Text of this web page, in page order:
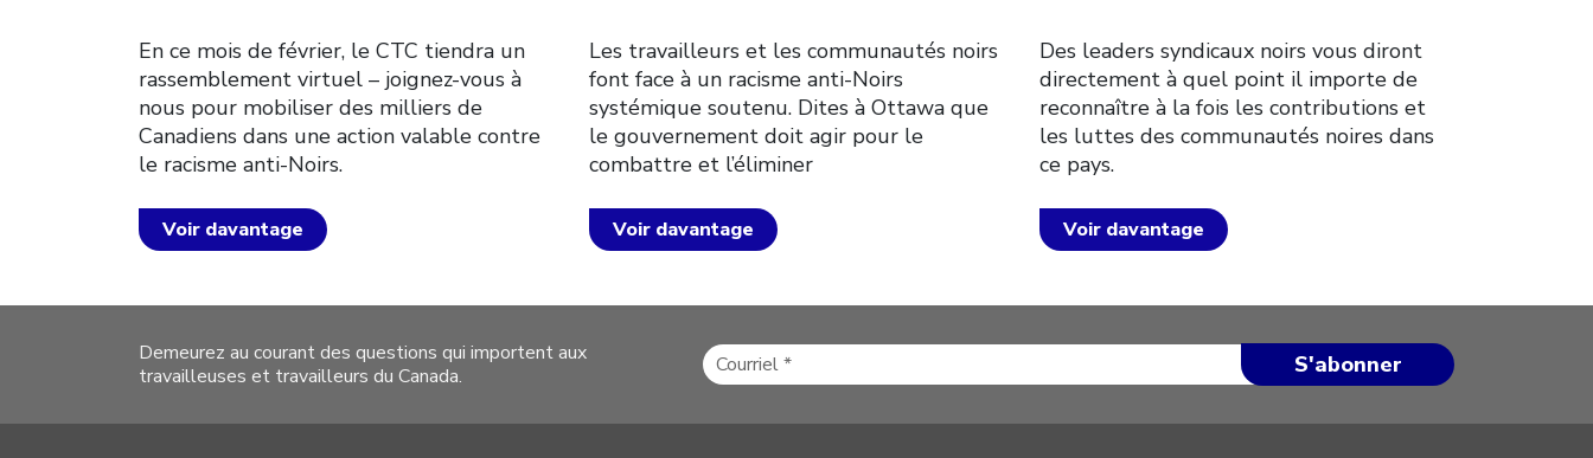
En ce mois de février, le CTC tiendra un
rassemblement virtuel – joignez-vous à
nous pour mobiliser des milliers de
Canadiens dans une action valable contre
le racisme anti-Noirs.
Voir davantage
Les travailleurs et les communautés noirs
font face à un racisme anti-Noirs
systémique soutenu. Dites à Ottawa que
le gouvernement doit agir pour le
combattre et l’éliminer
Voir davantage
Des leaders syndicaux noirs vous diront
directement à quel point il importe de
reconnaître à la fois les contributions et
les luttes des communautés noires dans
ce pays.
Voir davantage
Demeurez au courant des questions qui importent aux
travailleuses et travailleurs du Canada.